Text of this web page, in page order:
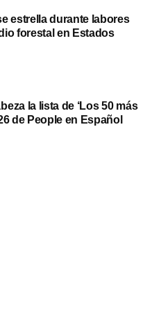
estrella durante labores
forestal en Estados
la lista de ‘Los 50 más
de People en Español